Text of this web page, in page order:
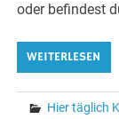
oder befindest
WEITERLESEN
Hier täglich